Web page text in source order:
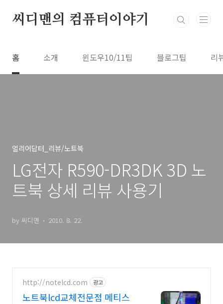
씨디맨의 컴퓨터이야기
홈 소개 윈도우10/11팁 블로그팁 리
얼리어답터_리뷰/노트북
LG전자 R590-DR3DK 3D 노
트북 상세 리뷰 사용기
by 씨디맨 2010. 8. 22.
http://notelcd.com 광고
노트북lcd교체전문점 메티스